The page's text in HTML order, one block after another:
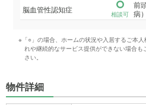
脳血管性認知症
相談可
前
病）
※「○」の場合、ホームの状況や入居するご本
れや継続的なサービス提供ができない場合
さい。
物件詳細